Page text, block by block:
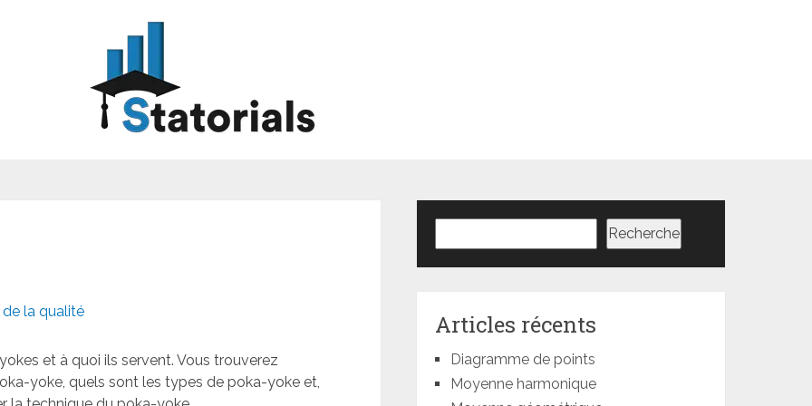
la qualité
et à quoi ils servent. Vous trouverez
yoke, quels sont les types de poka-yoke et,
Recherche
Articles récents
Diagramme de points
Moyenne harmonique